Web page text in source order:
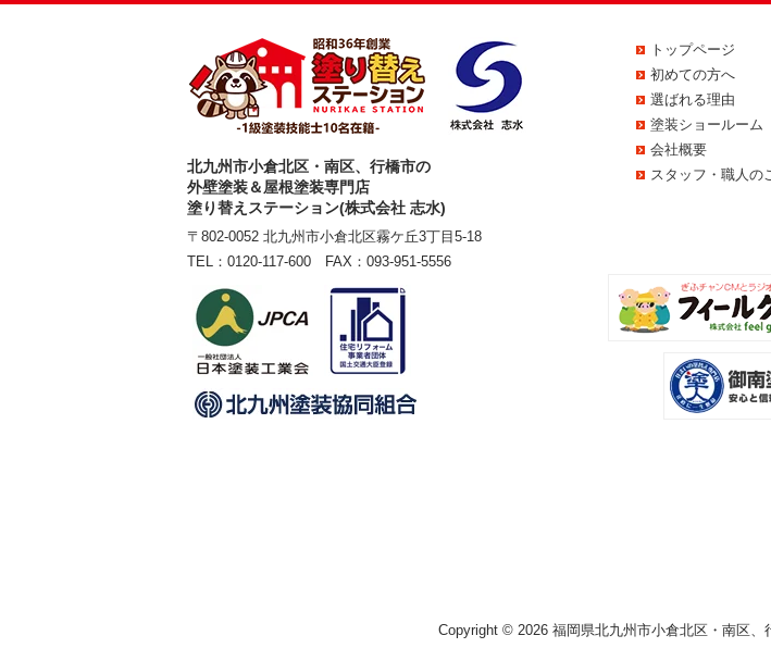
北九州市小倉北区・南区、行橋市の
外壁塗装＆屋根塗装専門店
塗り替えステーション(株式会社 志水)
〒802-0052 北九州市小倉北区霧ケ丘3丁目5-18
TEL： 0120-117-600 FAX：093-951-5556
トップページ
初めての方へ
選ばれる理由
塗装ショールーム
会社概要
スタッフ・職人の
Copyright © 2026 福岡県北九州市小倉北区・南区